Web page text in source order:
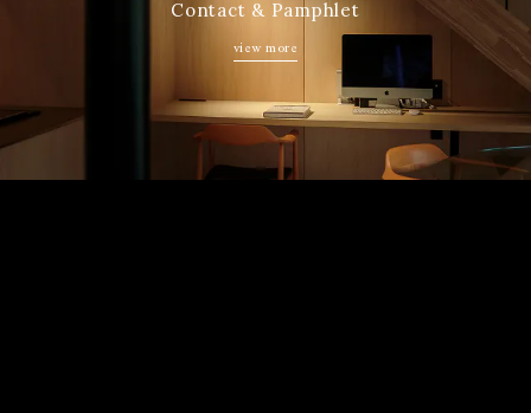
〒381-0043
長野県長野市吉田5-18-25 SUBURBAN
Contact & Pamphlet
view more